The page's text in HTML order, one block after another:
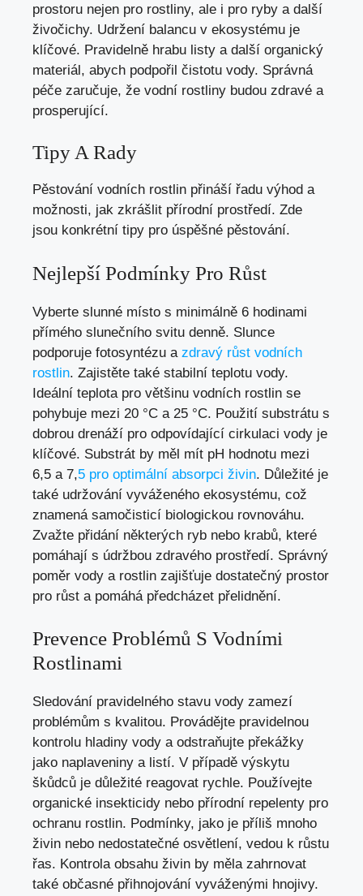
prostoru nejen pro rostliny, ale i pro ryby a další
živočichy. Udržení balancu v ekosystému je
klíčové. Pravidelně hrabu listy a další organický
materiál, abych podpořil čistotu vody. Správná
péče zaručuje, že vodní rostliny budou zdravé a
prosperující.
Tipy A Rady
Pěstování vodních rostlin přináší řadu výhod a
možnosti, jak zkrášlit přírodní prostředí. Zde
jsou konkrétní tipy pro úspěšné pěstování.
Nejlepší Podmínky Pro Růst
Vyberte slunné místo s minimálně 6 hodinami
přímého slunečního svitu denně. Slunce
podporuje fotosyntézu a zdravý růst vodních
rostlin. Zajistěte také stabilní teplotu vody.
Ideální teplota pro většinu vodních rostlin se
pohybuje mezi 20 °C a 25 °C. Použití substrátu s
dobrou drenáží pro odpovídající cirkulaci vody je
klíčové. Substrát by měl mít pH hodnotu mezi
6,5 a 7,5 pro optimální absorpci živin. Důležité je
také udržování vyváženého ekosystému, což
znamená samočisticí biologickou rovnováhu.
Zvažte přidání některých ryb nebo krabů, které
pomáhají s údržbou zdravého prostředí. Správný
poměr vody a rostlin zajišťuje dostatečný prostor
pro růst a pomáhá předcházet přelidnění.
Prevence Problémů S Vodními
Rostlinami
Sledování pravidelného stavu vody zamezí
problémům s kvalitou. Provádějte pravidelnou
kontrolu hladiny vody a odstraňujte překážky
jako naplaveniny a listí. V případě výskytu
škůdců je důležité reagovat rychle. Používejte
organické insekticidy nebo přírodní repelenty pro
ochranu rostlin. Podmínky, jako je příliš mnoho
živin nebo nedostatečné osvětlení, vedou k růstu
řas. Kontrola obsahu živin by měla zahrnovat
také občasné přihnojování vyváženými hnojivy.